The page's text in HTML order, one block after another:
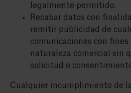
legalmente permitido.
Recabar datos con
remitir publicidad de
comunicaciones con
naturaleza comercial sin
solicitud o
Cualquier incumplimiento de